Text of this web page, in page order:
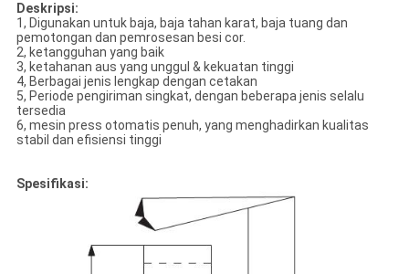
Deskripsi:
1, Digunakan untuk baja, baja tahan karat, baja tuang dan
pemotongan dan pemrosesan besi cor.
2, ketangguhan yang baik
3, ketahanan aus yang unggul & kekuatan tinggi
4, Berbagai jenis lengkap dengan cetakan
5, Periode pengiriman singkat, dengan beberapa jenis selalu
tersedia
6, mesin press otomatis penuh, yang menghadirkan kualitas
stabil dan efisiensi tinggi
Spesifikasi: